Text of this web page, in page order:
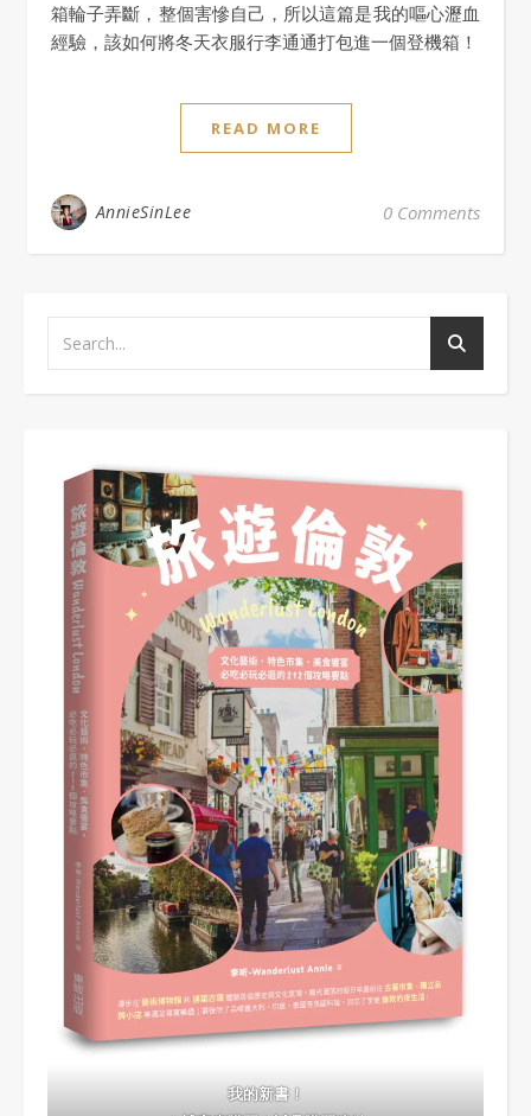
箱輪子弄斷，整個害慘自己，所以這篇是我的嘔心瀝血
經驗，該如何將冬天衣服行李通通打包進一個登機箱！
READ MORE
AnnieSinLee 0 Comments
我的新書！